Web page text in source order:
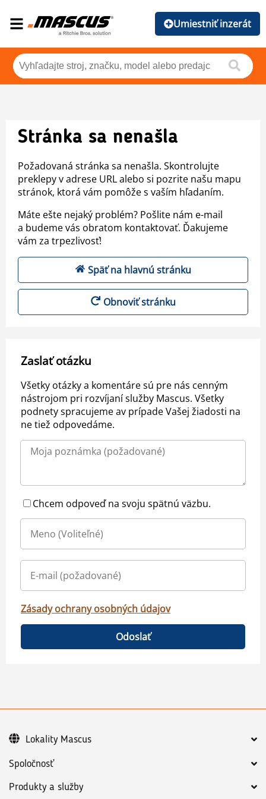
Umiestniť inzerát
Stránka sa nenašla
Požadovaná stránka sa nenašla. Skontrolujte
preklepy v adrese URL alebo si pozrite našu mapu
stránok, ktorá vám pomôže s vaším hľadaním.
Máte ešte nejaký problém? Pošlite nám e-mail
a budeme vás obratom kontaktovať. Ďakujeme
vám za trpezlivosť!
Späť na hlavnú stránku
Obnoviť stránku
Zaslať otázku
Všetky otázky a komentáre sú pre nás cenným
nástrojom pri rozvíjaní služby Mascus. Všetky
podnety spracujeme av prípade Vašej žiadosti na
ne tiež odpovedáme.
Chcem odpoveď na svoju spätnú väzbu.
Zásady ochrany osobných údajov
Odoslať
Spoločnosť
Produkty a služby
Lokality Mascus